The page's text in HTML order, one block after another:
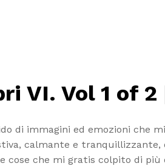
VI. Vol 1 of
di immagini ed emozioni che
calmante e
che mi gratis colpito di